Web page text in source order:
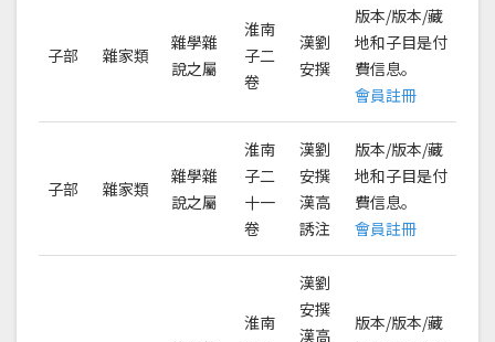
子部 雜家類
雜學雜
說之屬
淮南
子二
卷
漢劉
安撰
版本/版本/藏
地和子目是付
費信息。
會員註冊
子部 雜家類
雜學雜
說之屬
淮南
子二
十一
卷
漢劉
安撰
漢高
誘注
版本/版本/藏
地和子目是付
費信息。
會員註冊
淮南
漢劉
安撰
漢高
版本/版本/藏